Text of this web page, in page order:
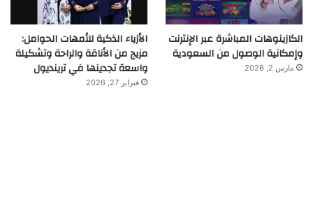
الكازينوهات المباشرة عبر الإنترنت
وإمكانية الوصول من السعودية
مارس 2, 2026
الأزياء الذكية للأمهات الحوامل:
مزيج من الأناقة والراحة وتشكيلة
واسعة تجدينها في ترينديول
فبراير 27, 2026